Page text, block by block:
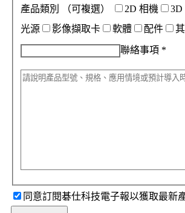
產品類別 （可複選） 2D 相機 3D
光源
影像擷取卡 軟體 配件
聯絡事項 *
同意訂閱碁仕科技電子報以獲取最新